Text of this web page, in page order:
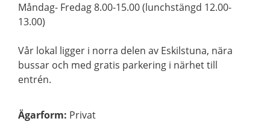
Måndag- Fredag 8.00-15.00 (lunchstängd 12.00-
13.00)
Vår lokal ligger i norra delen av Eskilstuna, nära
bussar och med gratis parkering i närhet till
entrén.
Ägarform: Privat